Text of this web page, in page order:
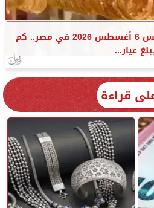
أسعار الذهب اليوم الخميس 6 أغسطس 2026 في مصر.. كم
عيار...
قراءة